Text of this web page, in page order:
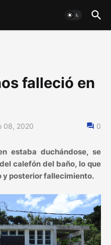
falleció en
08, 2020 0
estaba duchándose, se
calefón del baño, lo que
y posterior fallecimiento.